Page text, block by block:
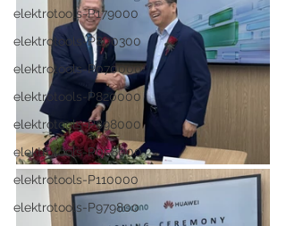
elektrotools-P179000
elektrotools-P800300
elektrotools-P070000
elektrotools-P820000
elektrotools-P898000
elektrotools-P058000
elektrotools-P110000
elektrotools-P979800